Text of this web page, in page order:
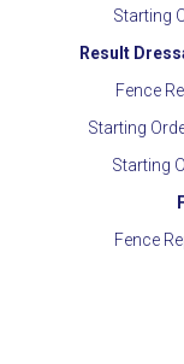
Starting
Result
Fence
Starting
Starting
Fence